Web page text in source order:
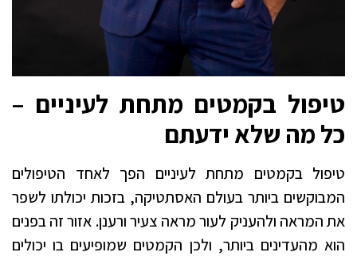
טיפול בקמטים מתחת לעיניים –
כל מה שלא ידעתם
טיפול בקמטים מתחת לעיניים הפך לאחד הטיפולים
המבוקשים ביותר בעולם האסתטיקה, בזכות יכולתו לשפר
את המראה ולהעניק לעור מראה צעיר ורענן. אזור זה בפנים
הוא מהעדינים ביותר, ולכן הקמטים שמופיעים בו יכולים